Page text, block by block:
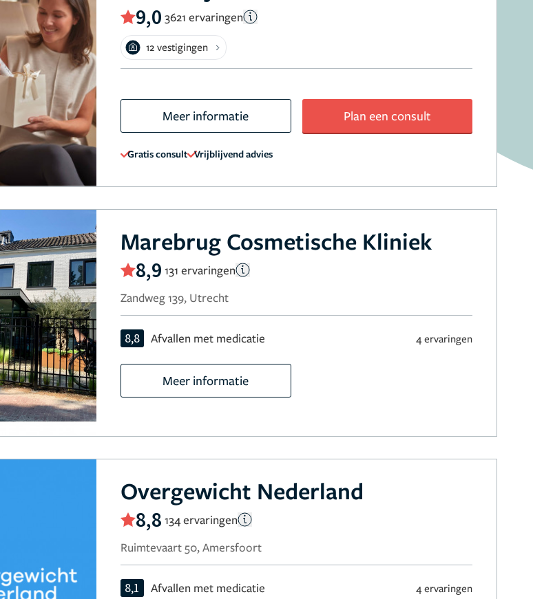
9,0 3621 ervaringen
12 vestigingen
Meer informatie Plan een consult
Gratis consult Vrijblijvend advies
Marebrug Cosmetische Kliniek
8,9 131 ervaringen
Zandweg 139, Utrecht
8,8 Afvallen met medicatie 4 ervaringen
Meer informatie
Overgewicht Nederland
8,8 134 ervaringen
Ruimtevaart 50, Amersfoort
8,1 Afvallen met medicatie 4 ervaringen